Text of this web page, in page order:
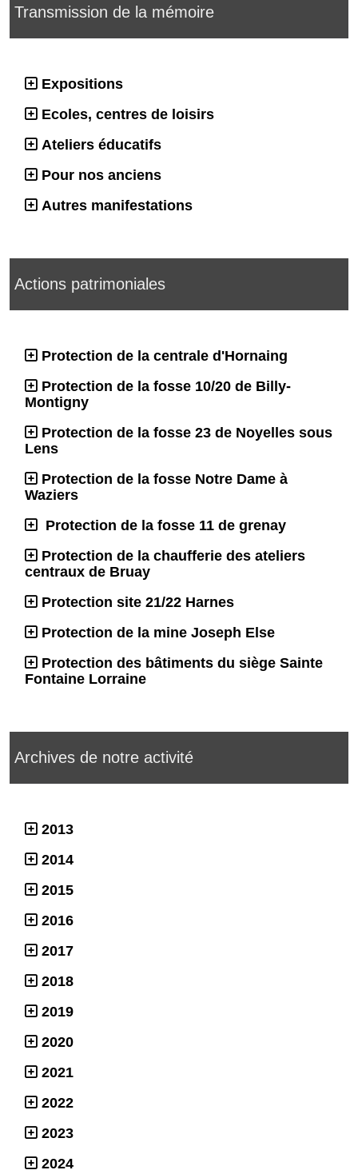
Transmission de la mémoire
Expositions
Ecoles, centres de loisirs
Ateliers éducatifs
Pour nos anciens
Autres manifestations
Actions patrimoniales
Protection de la centrale d'Hornaing
Protection de la fosse 10/20 de Billy-
Montigny
Protection de la fosse 23 de Noyelles sous
Lens
Protection de la fosse Notre Dame à
Waziers
Protection de la fosse 11 de grenay
Protection de la chaufferie des ateliers
centraux de Bruay
Protection site 21/22 Harnes
Protection de la mine Joseph Else
Protection des bâtiments du siège Sainte
Fontaine Lorraine
Archives de notre activité
2013
2014
2015
2016
2017
2018
2019
2020
2021
2022
2023
2024